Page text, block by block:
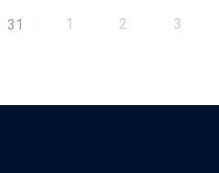
31 1 2 3